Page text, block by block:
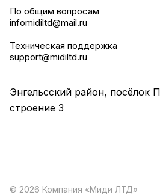
По общим вопросам
infomidiltd@mail.ru
Техническая поддержка
support@midiltd.ru
Энгельсский район, посёлок
строение 3
© 2026 Компания «Миди ЛТД»